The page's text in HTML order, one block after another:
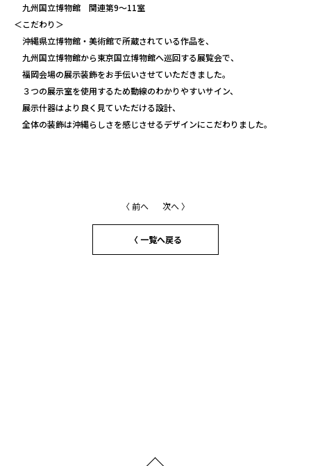
九州国立博物館 関連第9〜11室
＜こだわり＞
沖縄県立博物館・美術館で所蔵されている作品を、
九州国立博物館から東京国立博物館へ巡回する展覧会で、
福岡会場の展示装飾をお手伝いさせていただきました。
３つの展示室を使用するため動線のわかりやすいサイン、
展示什器はより良く見ていただける設計、
全体の装飾は沖縄らしさを感じさせるデザインにこだわりました。
〈 前へ 次へ 〉
〈 一覧へ戻る